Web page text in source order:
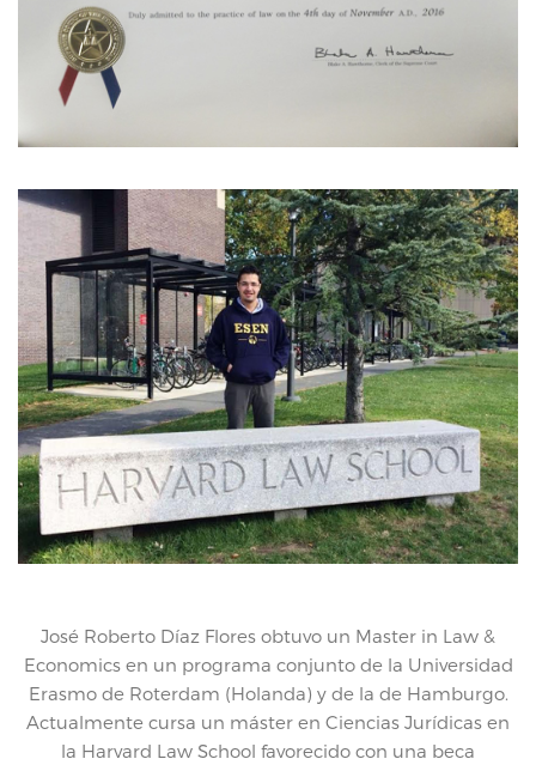
José Roberto Díaz Flores obtuvo un Master in Law &
en un programa conjunto de la Universidad
Erasmo de Roterdam (Holanda) y de la de Hamburgo.
Actualmente cursa un máster en Ciencias Jurídicas en
la Harvard Law School favorecido con una beca
en